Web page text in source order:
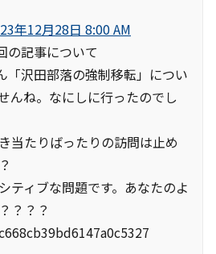
年12月28日 8:00 AM
の記事について
「沢田部落の強制移転」につい
んね。なにしに行ったのでし
当たりばったりの訪問は止め
ティブな問題です。あなたのよ
？？？